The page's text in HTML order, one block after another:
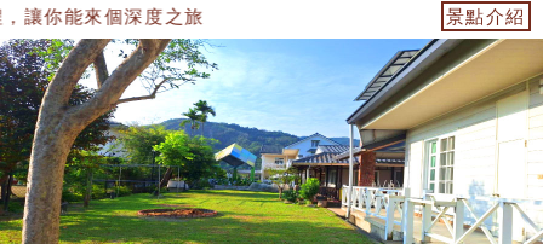
讓你能來個深度之旅 景點介紹